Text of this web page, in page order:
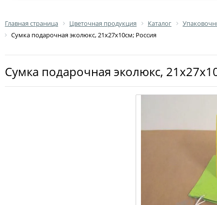
Главная страница Цветочная продукция Каталог
Сумка подарочная эколюкс, 21х27х10см; Россия
Сумка подарочная эколюкс,